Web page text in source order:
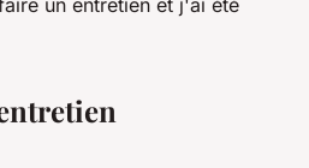
un entretien et j'ai été